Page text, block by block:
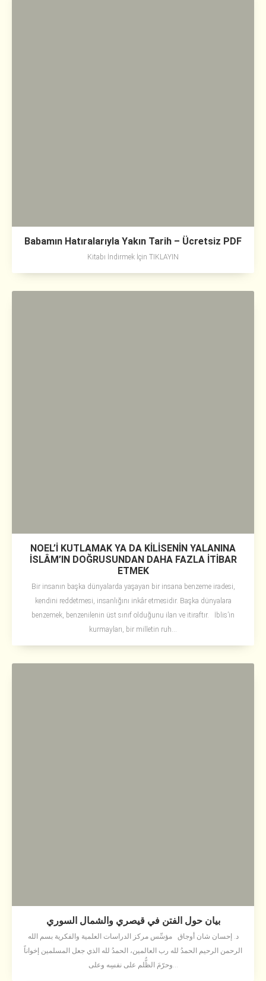
Babamın Hatıralarıyla Yakın Tarih – Ücretsiz PDF
Kitabı İndirmek İçin TIKLAYIN
NOEL’İ KUTLAMAK YA DA KİLİSENİN YALANINA
İSLÂM’IN DOĞRUSUNDAN DAHA FAZLA İTİBAR
ETMEK
Bir insanın başka dünyalarda yaşayan bir insana benzeme iradesi,
kendini reddetmesi, insanlığını inkâr etmesidir. Başka dünyalara
benzemek, benzenilenin üst sınıf olduğunu ilan ve itiraftır. İblis’in
kurmayları, bir milletin ruh...
بيان حول الفتن في قيصري والشمال السوري
د. إحسان شان أوجاق مؤسِّس مركز الدراسات العلمية والفكرية بسم الله
الرحمن الرحيم الحمدُ لله رب العالمين، الحمدُ لله الذي جعل المسلمين إخواناً